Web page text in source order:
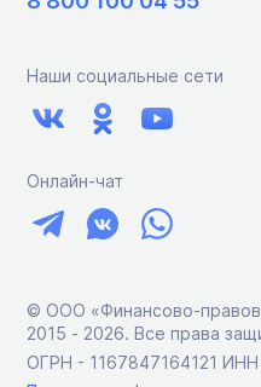
Наши социальные сети
Онлайн-чат
© ООО «Финансово-
2015 ‑ 2026. Все права
ОГРН - 1167847164121